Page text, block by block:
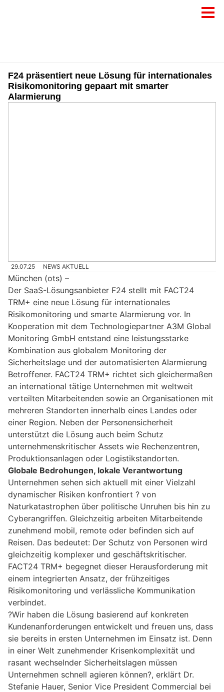
F24 präsentiert neue Lösung für internationales
Risikomonitoring gepaart mit smarter
Alarmierung
29.07.25 NEWS AKTUELL
München (ots) –
Der SaaS-Lösungsanbieter F24 stellt mit FACT24
TRM+ eine neue Lösung für internationales
Risikomonitoring und smarte Alarmierung vor. In
Kooperation mit dem Technologiepartner A3M Global
Monitoring GmbH entstand eine leistungsstarke
Kombination aus globalem Monitoring der
Sicherheitslage und der automatisierten Alarmierung
Betroffener. FACT24 TRM+ richtet sich gleichermaßen
an international tätige Unternehmen mit weltweit
verteilten Mitarbeitenden sowie an Organisationen mit
mehreren Standorten innerhalb eines Landes oder
einer Region. Neben der Personensicherheit
unterstützt die Lösung auch beim Schutz
unternehmenskritischer Assets wie Rechenzentren,
Produktionsanlagen oder Logistikstandorten.
Globale Bedrohungen, lokale Verantwortung
Unternehmen sehen sich aktuell mit einer Vielzahl
dynamischer Risiken konfrontiert ? von
Naturkatastrophen über politische Unruhen bis hin zu
Cyberangriffen. Gleichzeitig arbeiten Mitarbeitende
zunehmend mobil, remote oder befinden sich auf
Reisen. Das bedeutet: Der Schutz von Personen wird
gleichzeitig komplexer und geschäftskritischer.
FACT24 TRM+ begegnet dieser Herausforderung mit
einem integrierten Ansatz, der frühzeitiges
Risikomonitoring und verlässliche Kommunikation
verbindet.
?Wir haben die Lösung basierend auf konkreten
Kundenanforderungen entwickelt und freuen uns, dass
sie bereits in ersten Unternehmen im Einsatz ist. Denn
in einer Welt zunehmender Krisenkomplexität und
rasant wechselnder Sicherheitslagen müssen
Unternehmen schnell agieren können?, erklärt Dr.
Stefanie Hauer, Senior Vice President Commercial bei